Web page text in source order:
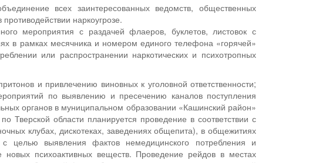
всех заинтересованных ведомств, общественных
наркоугрозе.
мероприятия с раздачей флаеров, буклетов, листовок с
в рамках месячника и номером единого телефона «горячей»
или распространении наркотических и психотропных
и привлечению виновных к уголовной ответственности;
по выявлению и пресечению каналов поступления
органов в муниципальном образовании «Кашинский район»
области планируется проведение в соответствии с
клубах, дискотеках, заведениях общепита), в общежитиях
целью выявления фактов немедицинского потребления и
новых психоактивных веществ. Проведение рейдов в местах